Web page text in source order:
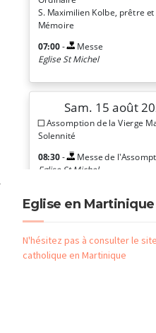
Eglise en Martinique
N'hésitez pas à consulter le
catholique en Martinique